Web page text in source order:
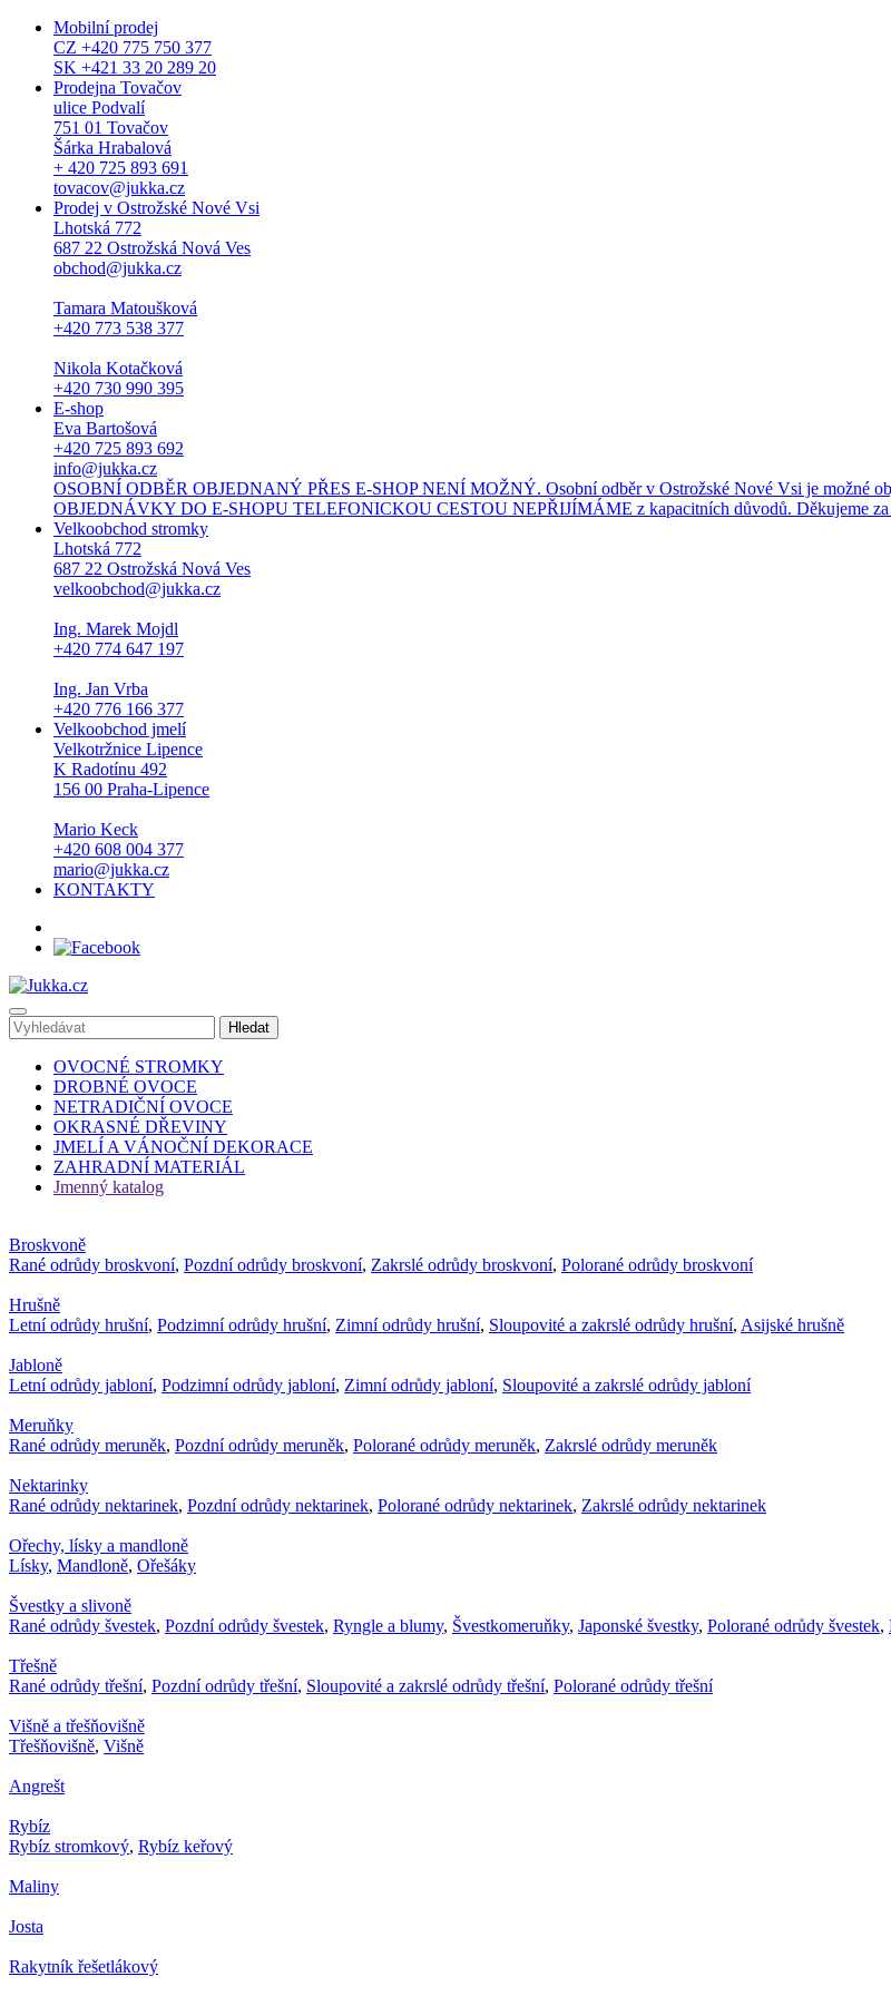
Mobilní prodej
CZ +420 775 750 377
SK +421 33 20 289 20
Prodejna Tovačov
ulice Podvalí
751 01 Tovačov
Šárka Hrabalová
+ 420 725 893 691
tovacov@jukka.cz
Prodej v Ostrožské Nové Vsi
Lhotská 772
687 22 Ostrožská Nová Ves
obchod@jukka.cz
Tamara Matoušková
+420 773 538 377
Nikola Kotačková
+420 730 990 395
E-shop
Eva Bartošová
+420 725 893 692
info@jukka.cz
OSOBNÍ ODBĚR OBJEDNANÝ PŘES E-SHOP NENÍ MOŽNÝ. Osobní odběr v Ostrožské Nové Vsi je možné
OBJEDNÁVKY DO E-SHOPU TELEFONICKOU CESTOU NEPŘIJÍMÁME z kapacitních důvodů. Děkujeme za
Velkoobchod stromky
Lhotská 772
687 22 Ostrožská Nová Ves
velkoobchod@jukka.cz
Ing. Marek Mojdl
+420 774 647 197
Ing. Jan Vrba
+420 776 166 377
Velkoobchod jmelí
Velkotržnice Lipence
K Radotínu 492
156 00 Praha-Lipence
Mario Keck
+420 608 004 377
mario@jukka.cz
KONTAKTY
OVOCNÉ STROMKY
DROBNÉ OVOCE
NETRADIČNÍ OVOCE
OKRASNÉ DŘEVINY
JMELÍ A VÁNOČNÍ DEKORACE
ZAHRADNÍ MATERIÁL
Jmenný katalog
Broskvoně
Rané odrůdy broskvoní, Pozdní odrůdy broskvoní, Zakrslé odrůdy broskvoní, Polorané odrůdy broskvoní
Hrušně
Letní odrůdy hrušní, Podzimní odrůdy hrušní, Zimní odrůdy hrušní, Sloupovité a zakrslé odrůdy hrušní, Asijské hrušně
Jabloně
Letní odrůdy jabloní, Podzimní odrůdy jabloní, Zimní odrůdy jabloní, Sloupovité a zakrslé odrůdy jabloní
Meruňky
Rané odrůdy meruněk, Pozdní odrůdy meruněk, Polorané odrůdy meruněk, Zakrslé odrůdy meruněk
Nektarinky
Rané odrůdy nektarinek, Pozdní odrůdy nektarinek, Polorané odrůdy nektarinek, Zakrslé odrůdy nektarinek
Ořechy, lísky a mandloně
Lísky, Mandloně, Ořešáky
Švestky a slivoně
Rané odrůdy švestek, Pozdní odrůdy švestek, Ryngle a blumy, Švestkomeruňky, Japonské švestky, Polorané odrůdy švestek,
Třešně
Rané odrůdy třešní, Pozdní odrůdy třešní, Sloupovité a zakrslé odrůdy třešní, Polorané odrůdy třešní
Višně a třešňovišně
Třešňovišně, Višně
Angrešt
Rybíz
Rybíz stromkový, Rybíz keřový
Maliny
Josta
Rakytník řešetlákový